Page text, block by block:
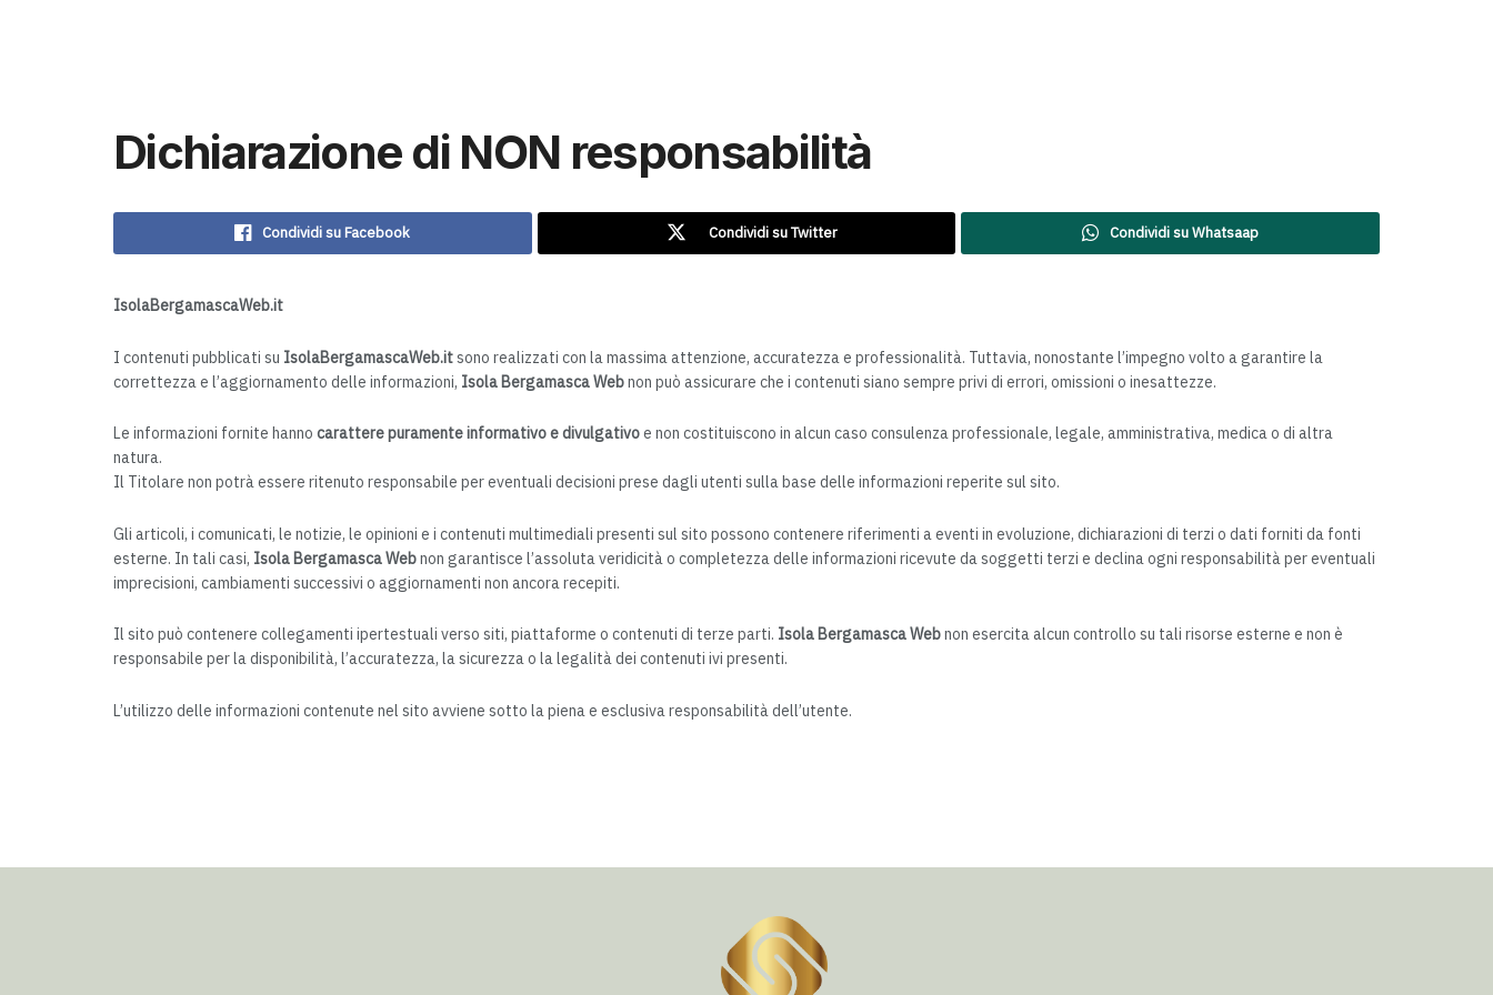
Dichiarazione di NON responsabilità
Condividi su Facebook Condividi su Twitter Condividi su Whatsaap
IsolaBergamascaWeb.it
I contenuti pubblicati su IsolaBergamascaWeb.itsono realizzati con la massima attenzione, accuratezza e professionalità. Tuttavia, nonostante l’impegno volto a garantire la
correttezza e l’aggiornamento delle informazioni, Isola Bergamasca Webnon può assicurare che i contenuti siano sempre privi di errori, omissioni o inesattezze.
Le informazioni fornite hanno carattere puramente informativo e divulgativoe non costituiscono in alcun caso consulenza professionale, legale, amministrativa, medica o di altra
natura.
Il Titolare non potrà essere ritenuto responsabile per eventuali decisioni prese dagli utenti sulla base delle informazioni reperite sul sito.
Gli articoli, i comunicati, le notizie, le opinioni e i contenuti multimediali presenti sul sito possono contenere riferimenti a eventi in evoluzione, dichiarazioni di terzi o dati forniti da fonti
esterne. In tali casi, Isola Bergamasca Webnon garantisce l’assoluta veridicità o completezza delle informazioni ricevute da soggetti terzi e declina ogni responsabilità per eventuali
imprecisioni, cambiamenti successivi o aggiornamenti non ancora recepiti.
Il sito può contenere collegamenti ipertestuali verso siti, piattaforme o contenuti di terze parti. Isola Bergamasca Webnon esercita alcun controllo su tali risorse esterne e non è
responsabile per la disponibilità, l’accuratezza, la sicurezza o la legalità dei contenuti ivi presenti.
L’utilizzo delle informazioni contenute nel sito avviene sotto la piena e esclusiva responsabilità dell’utente.